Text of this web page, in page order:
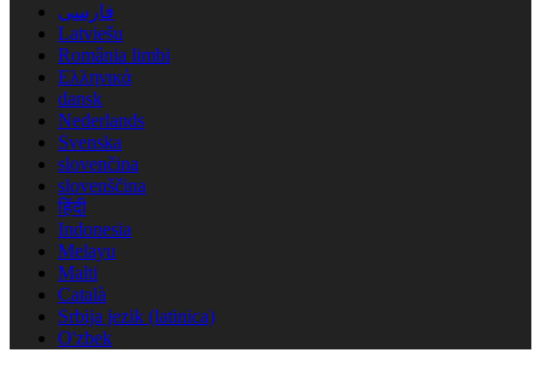
فارسی
Latviešu
România limbi
Ελληνικά
dansk
Nederlands
Svenska
slovenčina
slovenščina
हिंदी
Indonesia
Melayu
Malti
Català
Srbija jezik (latinica)
O'zbek